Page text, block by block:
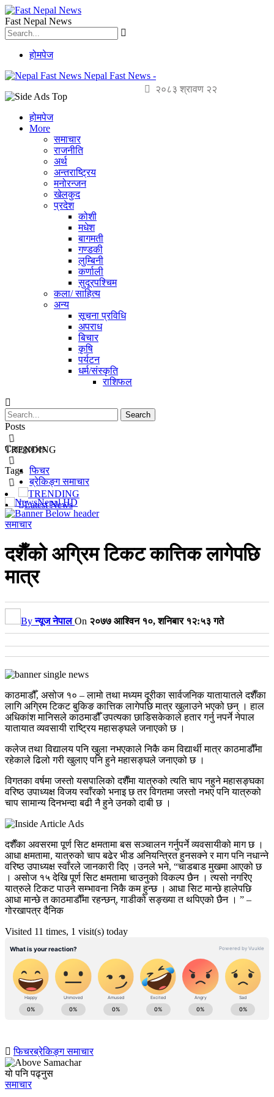
Fast Nepal News
होमपेज
Nepal Fast News -
२०८३ श्रावण २२
होमपेज
More
समाचार
राजनीति
अर्थ
अन्तराष्ट्रिय
मनोरन्जन
खेलकुद
प्रदेश
कोशी
मधेश
बागमती
गण्डकी
लुम्बिनी
कर्णाली
सुदूरपश्चिम
कला/ साहित्य
अन्य
सूचना प्रविधि
अपराध
बिचार
कृषि
पर्यटन
धर्म/संस्कृति
राशिफल
Posts
Categories
Tags
TRENDING
Latest News
TRENDING
फिचर
ब्रेकिङ्ग समाचार
समाचार
दशैँको अग्रिम टिकट कात्तिक लागेपछि
मात्र
Byन्यूज नेपाल On २०७७ आश्विन १०, शनिबार १२:५३ गते
काठमाडौँ, असोज १० – लामो तथा मध्यम दूरीका सार्वजनिक यातायातले दशैँका
लागि अग्रिम टिकट बुकिङ कात्तिक लागेपछि मात्र खुलाउने भएको छन् । हाल
अधिकांश मानिसले काठमाडौँ उपत्यका छाडिसकेकाले हतार गर्नु नपर्ने नेपाल
यातायात व्यवसायी राष्ट्रिय महासङ्घले जनाएको छ ।
कलेज तथा विद्यालय पनि खुला नभएकाले निकै कम विद्यार्थी मात्र काठमाडौँमा
रहेकाले ढिलो गरी खुलाए पनि हुने महासङ्घले जनाएको छ ।
विगतका वर्षमा जस्तो यसपालिको दशैँमा यात्रुको त्यति चाप नहुने महासङ्घका
वरिष्ठ उपाध्यक्ष विजय स्वाँरको भनाइ छ तर विगतमा जस्तो नभए पनि यात्रुको
चाप सामान्य दिनभन्दा बढी नै हुने उनको दाबी छ ।
दशैँका अवसरमा पूर्ण सिट क्षमतामा बस सञ्चालन गर्नुपर्ने व्यवसायीको माग छ ।
आधा क्षमतामा, यात्रुको चाप बढेर भीड अनियन्त्रित हुनसक्ने र माग पनि नधान्ने
वरिष्ठ उपाध्यक्ष स्वाँरले जानकारी दिए ।उनले भने, “चाडबाड मुखमा आएको छ
। असोज १५ देखि पूर्ण सिट क्षमतामा चाउनुको विकल्प छैन । त्यसो नगरिए
यात्रुले टिकट पाउने सम्भावना निकै कम हुन्छ । आधा सिट मान्छे हालेपछि
आधा मान्छे त काठमाडौँमा रहन्छन्, गाडीको सङ्ख्या त थपिएको छैन । ” –
गोरखापत्र दैनिक
Visited 11 times, 1 visit(s) today
फिचरब्रेकिङ्ग समाचार
यो पनि पढ्नुस
समाचार